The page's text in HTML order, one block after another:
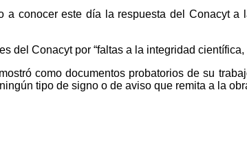
conocer este día la respuesta del Conacyt a
del Conacyt por “faltas a la integridad
como documentos probatorios de su
tipo de signo o de aviso que remita a la